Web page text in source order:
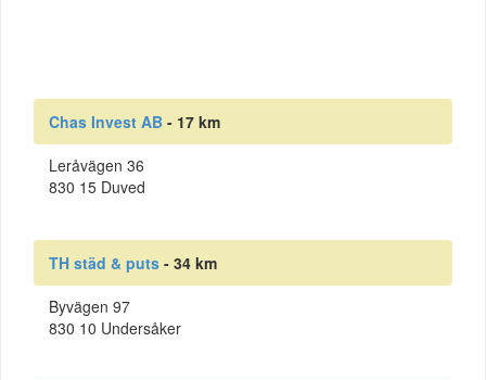
Chas Invest AB - 17 km
Leråvägen 36
830 15 Duved
TH städ & puts - 34 km
Byvägen 97
830 10 Undersåker